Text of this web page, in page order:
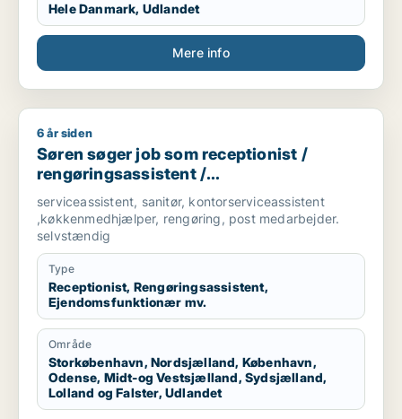
Hele Danmark, Udlandet
Mere info
Søren søger job som receptionist / rengøringsassistent /
6 år siden
Søren søger job som receptionist /
rengøringsassistent /
ejendomsfunktionær / bud /
køkkenmedarbejder
serviceassistent, sanitør, kontorserviceassistent
,køkkenmedhjælper, rengøring, post medarbejder.
selvstændig
Type
Receptionist, Rengøringsassistent,
Ejendomsfunktionær mv.
Område
Storkøbenhavn, Nordsjælland, København,
Odense, Midt-og Vestsjælland, Sydsjælland,
Lolland og Falster, Udlandet